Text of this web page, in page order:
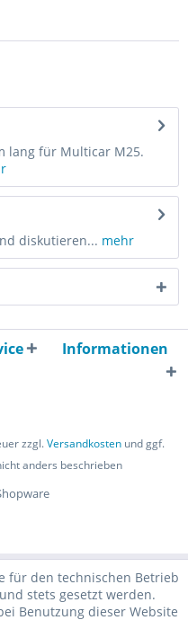
lang für Multicar M25.
diskutieren... mehr
Informationen
zzgl.Versandkosten und ggf.
anders beschrieben
für den technischen Betrieb
stets gesetzt werden.
Benutzung dieser Website